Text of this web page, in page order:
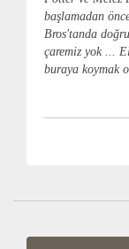
başlamadan
Bros'tanda
çaremiz yok ...
buraya koymak